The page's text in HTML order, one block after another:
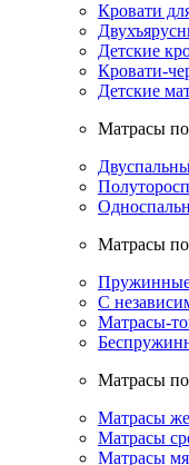
Кровати
Детские
Кровати-
Детские
Матрасы
Матрасы
С
Матрасы-
Матрасы по
Матрасы
Матрасы
Матрасы